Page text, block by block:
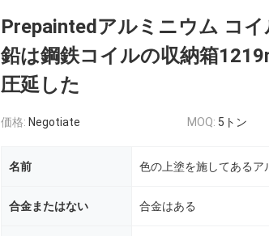
Prepaintedアルミニウム コ
鉛は鋼鉄コイルの収納箱
圧延した
価格: Negotiate MOQ: 5トン
名前 色の上塗を施してあるア
合金またはない 合金はある